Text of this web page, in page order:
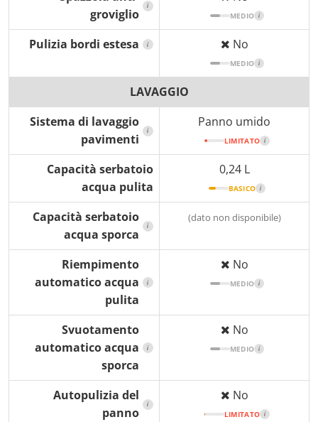
groviglio
i
MEDIO i
Pulizia bordi estesa i No
MEDIO i
LAVAGGIO
Sistema di lavaggio
pavimenti
i
Panno umido
LIMITATO i
Capacità serbatoio
acqua pulita
0,24 L
BASICO i
Capacità serbatoio
acqua sporca
i
(dato non disponibile)
Riempimento
automatico acqua
pulita
i
No
MEDIO i
Svuotamento
automatico acqua
sporca
i
No
MEDIO i
Autopulizia del
panno
i
No
LIMITATO i